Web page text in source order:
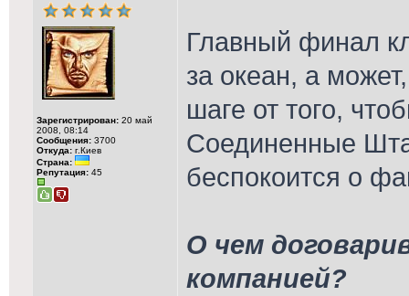
Зарегистрирован: 20 май
2008, 08:14
Сообщения: 3700
Откуда: г.Киев
Страна:
Репутация: 45
Главный финал
за океан, а
шаге от того,
Соединенные
беспокоится о
О чем
компанией?